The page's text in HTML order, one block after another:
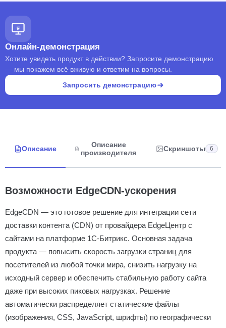
Онлайн-демонстрация
Хотите увидеть продукт в действии? Запросите демонстрацию
— мы покажем всё вживую и ответим на вопросы.
Запросить демонстрацию
Описание
Описание
производителя
Скриншоты 6
Возможности EdgeCDN-ускорения
EdgeCDN — это готовое решение для интеграции сети
доставки контента (CDN) от провайдера EdgeЦентр с
сайтами на платформе 1С-Битрикс. Основная задача
продукта — повысить скорость загрузки страниц для
посетителей из любой точки мира, снизить нагрузку на
исходный сервер и обеспечить стабильную работу сайта
даже при высоких пиковых нагрузках. Решение
автоматически распределяет статические файлы
(изображения, CSS, JavaScript, шрифты) по географически